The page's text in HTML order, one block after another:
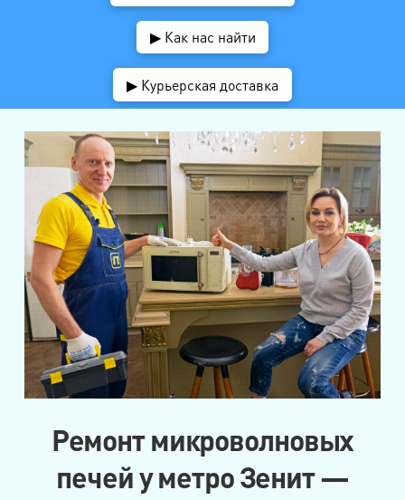
▶ Как нас найти
▶ Курьерская доставка
Ремонт микроволновых
печей у метро Зенит —